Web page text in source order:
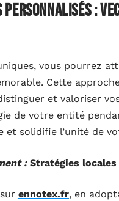
personnalisés :
vous pourrez
Cette
et valoriser
de votre entité
et solidifie l’unité de
: Stratégies
ennotex.fr, en